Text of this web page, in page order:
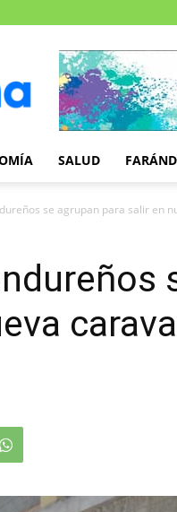
SALUD
se agrupan para salir en